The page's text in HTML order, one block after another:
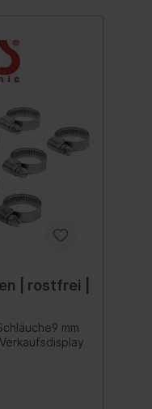
| rostfrei |
mm